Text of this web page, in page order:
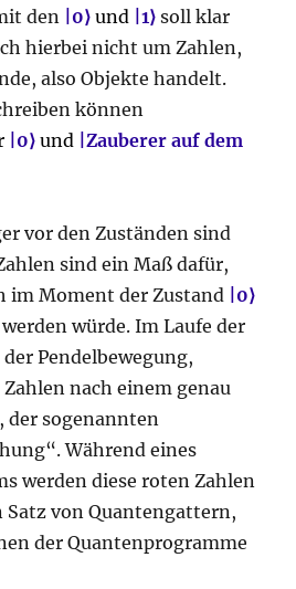
den 0⟩und |1⟩ soll klar
hierbei nicht um Zahlen,
also Objekte handelt.
können
0⟩und |Zauberer auf dem
vor den Zuständen sind
sind ein Maß dafür,
im Moment der Zustand |0⟩
würde. Im Laufe der
Pendelbewegung,
nach einem genau
der sogenannten
Während eines
werden diese roten Zahlen
Satz von Quantengattern,
der Quantenprogramme